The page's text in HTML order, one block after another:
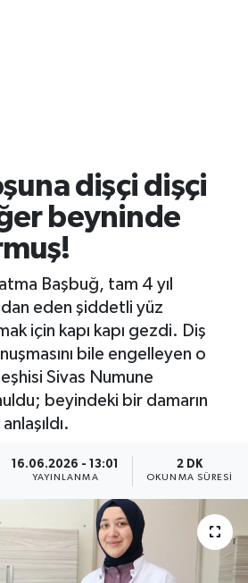
dişçi dişçi
beyninde
Başbuğ, tam 4 yıl
eden şiddetli yüz
için kapı kapı gezdi. Diş
bile engelleyen o
Sivas Numune
beyindeki bir damarın
16.06.2026 - 13:01
YAYINLANMA
2 DK
OKUNMA SÜRESI